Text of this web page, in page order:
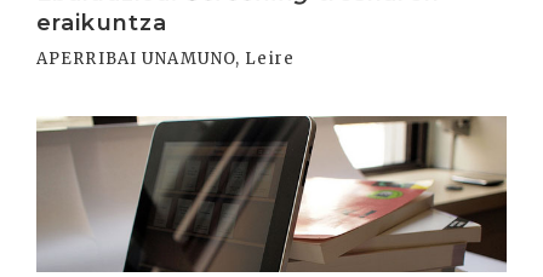
eraikuntza
APERRIBAI UNAMUNO, Leire
Irakurri